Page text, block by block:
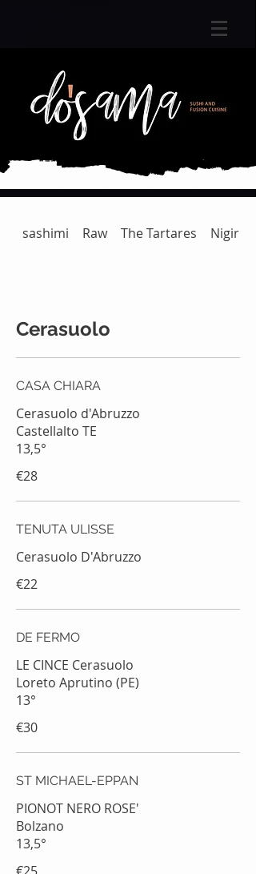
sashimi Raw The Tartares Nigiri
Cerasuolo
CASA CHIARA
Cerasuolo d'Abruzzo
Castellalto TE
13,5°
€28
TENUTA ULISSE
Cerasuolo D'Abruzzo
€22
DE FERMO
LE CINCE Cerasuolo
Loreto Aprutino (PE)
13°
€30
ST MICHAEL-EPPAN
PIONOT NERO ROSE'
Bolzano
13,5°